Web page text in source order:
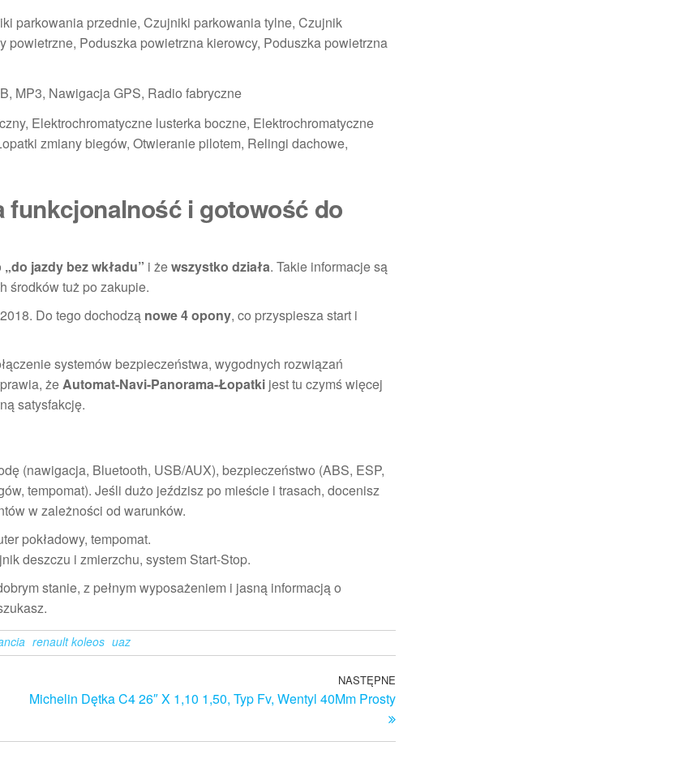
parkowania przednie, Czujniki parkowania tylne, Czujnik
powietrzne, Poduszka powietrzna kierowcy, Poduszka powietrzna
MP3, Nawigacja GPS, Radio fabryczne
Elektrochromatyczne lusterka boczne, Elektrochromatyczne
zmiany biegów, Otwieranie pilotem, Relingi dachowe,
funkcjonalność i gotowość do
„do jazdy bez wkładu” i żewszystko działa. Takie informacje są
środków tuż po zakupie.
Do tego dochodzą nowe 4 opony, co przyspiesza start i
systemów bezpieczeństwa, wygodnych rozwiązań
żeAutomat-Navi-Panorama-Łopatki jest tu czymś więcej
satysfakcję.
(nawigacja, Bluetooth, USB/AUX), bezpieczeństwo (ABS, ESP,
tempomat). Jeśli dużo jeździsz po mieście i trasach, docenisz
w zależności od warunków.
pokładowy, tempomat.
deszczu i zmierzchu, system Start-Stop.
stanie, z pełnym wyposażeniem i jasną informacją o
renault koleos uaz
Następny
wpis
NASTĘPNE
Michelin Dętka C4 26″ X 1,10 1,50, Typ Fv, Wentyl 40Mm Prosty